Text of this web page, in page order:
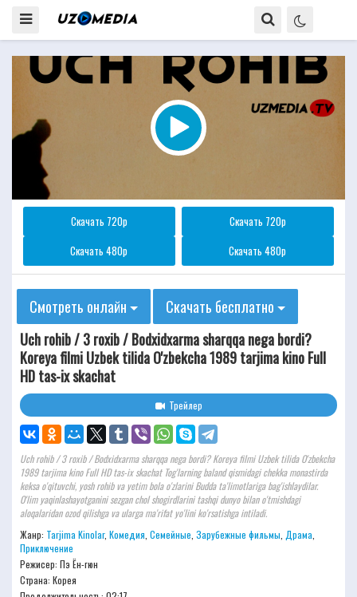
Скачать 720p
Скачать 720p
Скачать 480p
Скачать 480p
Смотреть онлайн
Скачать бесплатно
Uch rohib / 3 roxib / Bodxidxarma sharqqa nega bordi?
Koreya filmi Uzbek tilida O'zbekcha 1989 tarjima kino Full
HD tas-ix skachat
Трейлер
Uch rohib / 3 roxib / Bodxidxarma sharqqa nega bordi? Koreya filmi Uzbek tilida O'zbekcha
1989 tarjima kino Full HD tas-ix skachat Tog'larning baland qismidagi chekka monastirda
keksa o'qituvchi, yosh rohib va ​​yetim bola o'zlarini Budda ta'limotlariga bag'ishlaydilar.
O'lim yaqinlashayotganini sezgan chol shogirdlarini tashqi dunyo bilan o'tmishdagi
aloqalaridan ozod qilishga va ularga ma'rifat yo'lini ko'rsatishga intiladi.
Жанр: Tarjima Kinolar, Комедия Семейные Зарубежные фильмы Драма
Приключение
Режисер: Пэ Ён-гюн
Страна: Корея